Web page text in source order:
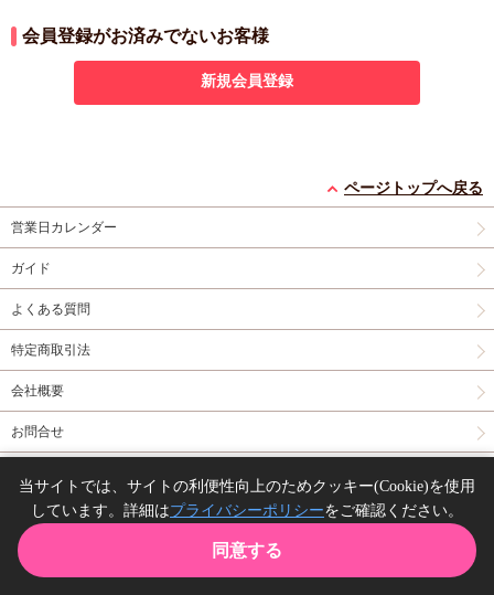
会員登録がお済みでないお客様
新規会員登録
ページトップへ戻る
営業日カレンダー
ガイド
よくある質問
特定商取引法
会社概要
お問合せ
Copyright(C) comicomi studio. All right reserved.
当サイトでは、サイトの利便性向上のためクッキー(Cookie)を使用
しています。詳細はプライバシーポリシーをご確認ください。
同意する